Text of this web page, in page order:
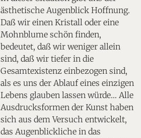
ästhetische Augenblick Hoffnung.
Daß wir einen Kristall oder eine
Mohnblume schön finden,
bedeutet, daß wir weniger allein
sind, daß wir tiefer in die
Gesamtexistenz einbezogen sind,
als es uns der Ablauf eines einzigen
Lebens glauben lassen würde… Alle
Ausdrucksformen der Kunst haben
sich aus dem Versuch entwickelt,
das Augenblickliche in das